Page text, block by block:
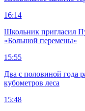
16:14
Школьник пригласил
«Большой перемены»
15:55
Два с половиной года
кубометров леса
15:48